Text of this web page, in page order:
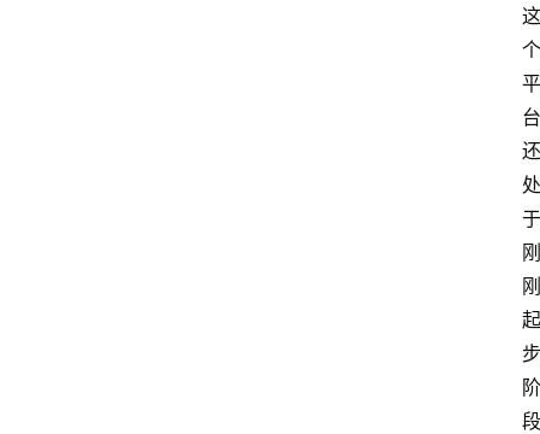
这
个
平
台
还
处
于
刚
刚
起
步
阶
段